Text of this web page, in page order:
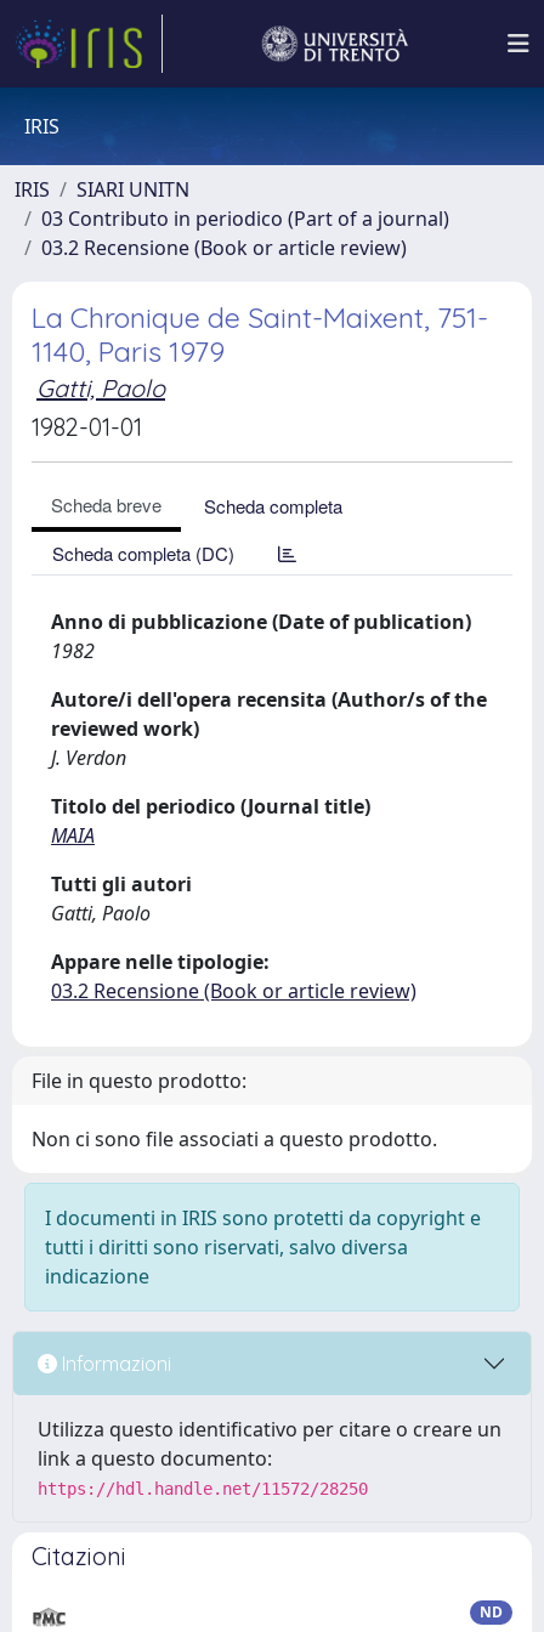
IRIS
IRIS
SIARI UNITN
03 Contributo in periodico (Part of a journal)
03.2 Recensione (Book or article review)
La Chronique de Saint-Maixent, 751-
1140, Paris 1979
Gatti, Paolo
1982-01-01
Scheda breve
Scheda completa
Scheda completa (DC)
Anno di pubblicazione (Date of publication)
1982
Autore/i dell'opera recensita (Author/s of the
reviewed work)
J. Verdon
Titolo del periodico (Journal title)
MAIA
Tutti gli autori
Gatti, Paolo
Appare nelle tipologie:
03.2 Recensione (Book or article review)
File in questo prodotto:
Non ci sono file associati a questo prodotto.
I documenti in IRIS sono protetti da copyright e
tutti i diritti sono riservati, salvo diversa
indicazione
Informazioni
Utilizza questo identificativo per citare o creare un
link a questo documento:
https://hdl.handle.net/11572/28250
Citazioni
ND